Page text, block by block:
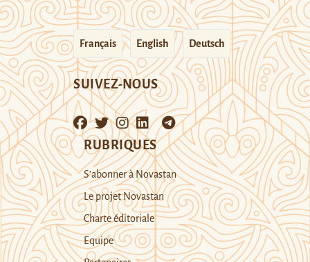
Français English Deutsch
SUIVEZ-NOUS
RUBRIQUES
S’abonner à Novastan
Le projet Novastan
Charte éditoriale
Equipe